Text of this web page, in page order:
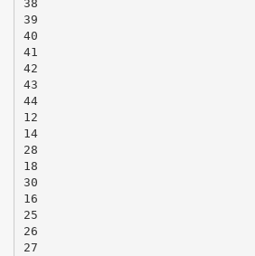
38
39
40
41
42
43
44
12
14
28
18
30
16
25
26
27